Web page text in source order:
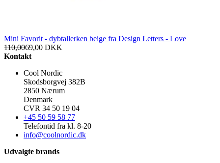
Mini Favorit - dybtallerken beige fra Design Letters - Love
110,0069,00 DKK
Kontakt
Cool Nordic
Skodsborgvej 382B
2850 Nærum
Denmark
CVR 34 50 19 04
+45 50 59 58 77
Telefontid fra kl. 8-20
info@coolnordic.dk
Udvalgte brands